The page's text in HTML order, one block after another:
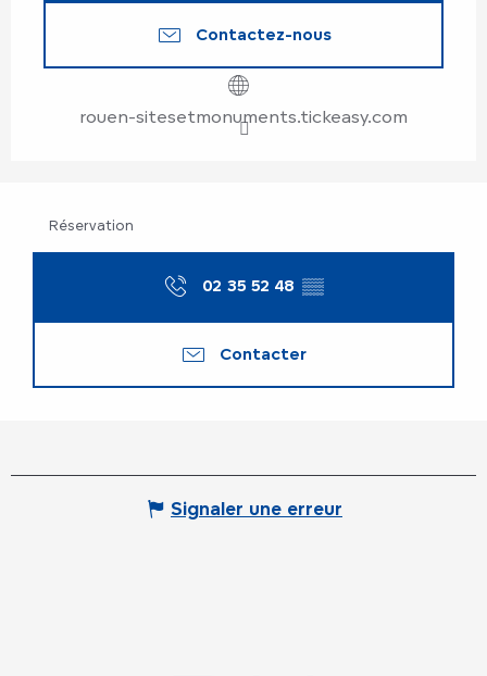
Contactez-nous
rouen-sitesetmonuments.tickeasy.com
Réservation
02 35 52 48 ▒▒
Contacter
Signaler une erreur